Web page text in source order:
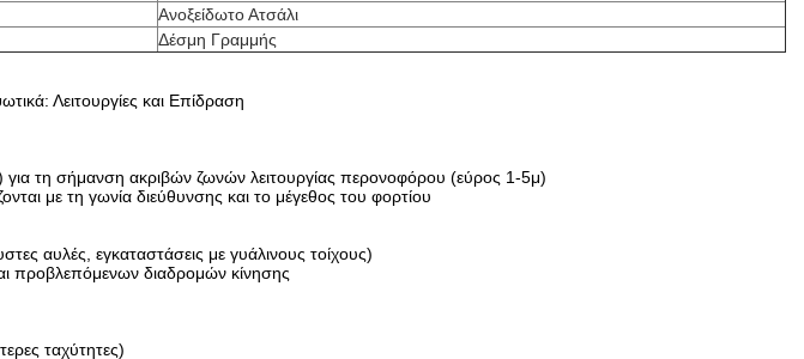
Ανοξείδωτο Ατσάλι
Δέσμη Γραμμής
Λειτουργίες και Επίδραση
για τη σήμανση ακριβών ζωνών λειτουργίας περονοφόρου (εύρος 1-5μ)
με τη γωνία διεύθυνσης και το μέγεθος του φορτίου
αυλές, εγκαταστάσεις με γυάλινους τοίχους)
προβλεπόμενων διαδρομών κίνησης
ταχύτητες)